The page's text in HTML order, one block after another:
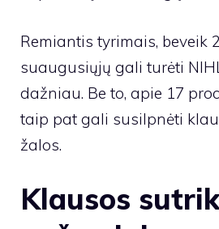
Remiantis tyrimais, beveik
suaugusiųjų gali turėti
dažniau. Be to, apie 17
taip pat gali susilpnėti
žalos.
Klausos